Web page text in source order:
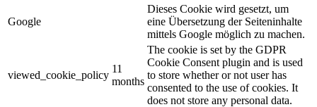
Google
Dieses Cookie wird gesetzt, um
eine Übersetzung der Seiteninhalte
mittels Google möglich zu machen.
viewed_cookie_policy
11
months
The cookie is set by the GDPR
Cookie Consent plugin and is used
to store whether or not user has
consented to the use of cookies. It
does not store any personal data.